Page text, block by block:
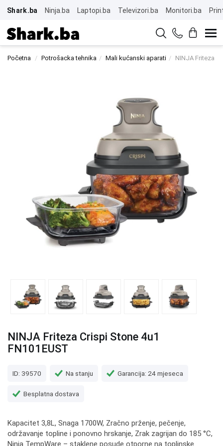
Shark.ba Ninja.ba Laptopi.ba Televizori.ba Monitori.ba
Početna Potrošacka tehnika Mali kućanski aparati NINJA Friteza
NINJA Friteza Crispi Stone 4u1
FN101EUST
ID: 39570 Na stanju Garancija: 24 mjeseca
Besplatna dostava
Kapacitet 3,8L, Snaga 1700W, Zračno prženje, pečenje,
održavanje topline i ponovno hrskanje, Zrak zagrijan do 185 °C,
Ninja TempWare – staklene posude otporne na toplinske